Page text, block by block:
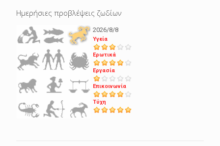
Ημερήσιες προβλέψεις ζωδίων
2026/8/8
Υγεία
Ερωτικά
Εργασία
Επικοινωνία
Τύχη